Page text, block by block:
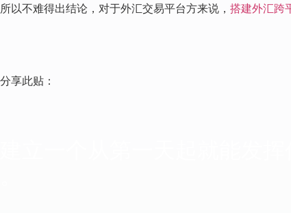
所以不难得出结论，对于外汇交易平台方来说， 搭建外汇跨
分享此贴：